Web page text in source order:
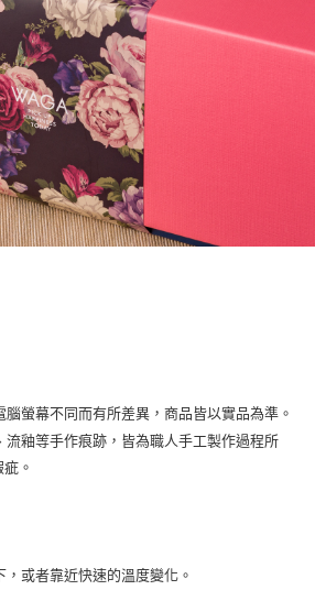
螢幕不同而有所差異，商品皆以實品為準。
釉等手作痕跡，皆為職人手工製作過程所
。
或者靠近快速的溫度變化。